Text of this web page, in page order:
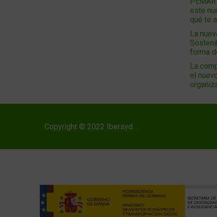
este
qué te
La
forma
La
el
Copyright © 2022 Ibersyd